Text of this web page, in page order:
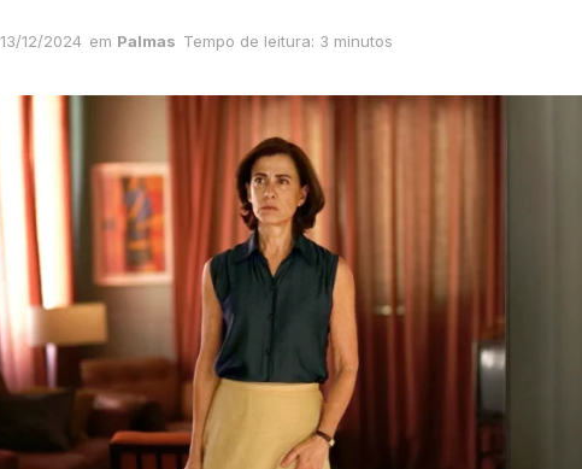
13/12/2024 em Palmas Tempo de leitura: 3 minutos